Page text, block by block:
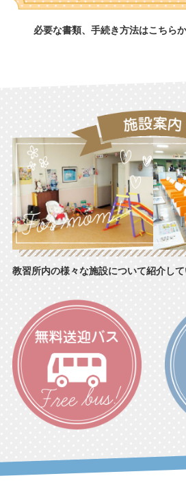
必要な書類、手続き方法はこちら
教習所内の様々な施設について紹介し